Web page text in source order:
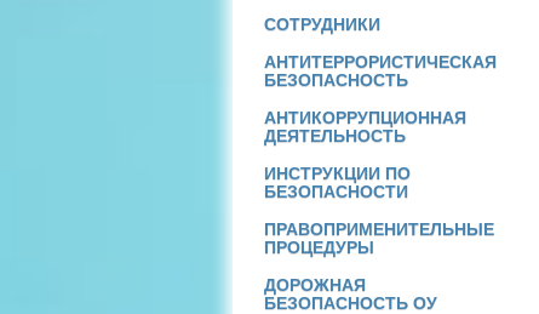
СОТРУДНИКИ
АНТИТЕРРОРИСТИЧЕСКАЯ
БЕЗОПАСНОСТЬ
АНТИКОРРУПЦИОННАЯ
ДЕЯТЕЛЬНОСТЬ
ИНСТРУКЦИИ ПО
БЕЗОПАСНОСТИ
ПРАВОПРИМЕНИТЕЛЬНЫЕ
ПРОЦЕДУРЫ
ДОРОЖНАЯ
БЕЗОПАСНОСТЬ ОУ